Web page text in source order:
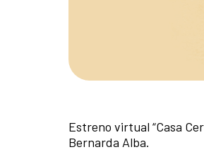
Estreno virtual “Casa
Bernarda Alba.